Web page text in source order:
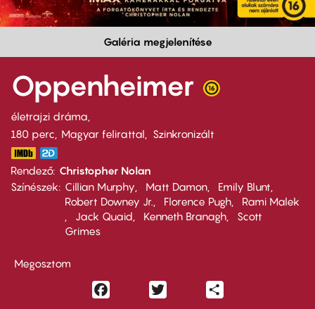
Galéria megjelenítése
Oppenheimer
életrajzi dráma
180 perc,
Magyar felirattal Szinkronizált
Rendező Christopher Nolan
Színészek
Cillian Murphy Matt Damon
Emily Blunt
Robert Downey Jr.
Florence Pugh
Rami Malek
Jack Quaid
Kenneth Branagh
Scott
Grimes
Megosztom
Facebook